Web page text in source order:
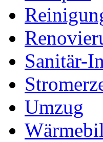
Sanitär-
Umzug